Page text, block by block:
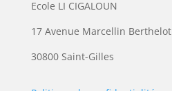
Ecole LI CIGALOUN
17 Avenue Marcellin Berthelot
30800 Saint-Gilles